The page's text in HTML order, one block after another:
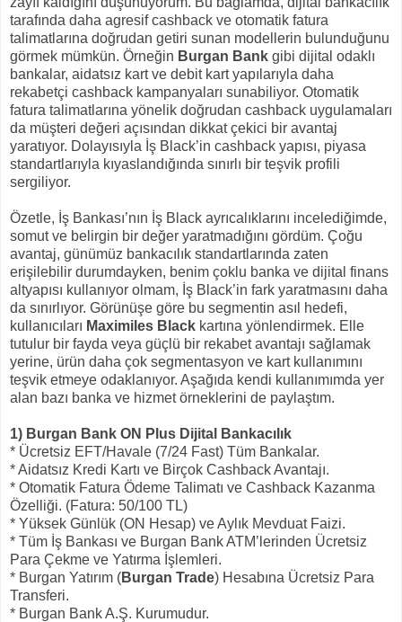
tarafında daha agresif cashback ve otomatik fatura
talimatlarına doğrudan getiri sunan modellerin bulunduğunu
görmek mümkün. Örneğin Burgan Bank gibi dijital odaklı
bankalar, aidatsız kart ve debit kart yapılarıyla daha
rekabetçi cashback kampanyaları sunabiliyor. Otomatik
fatura talimatlarına yönelik doğrudan cashback uygulamaları
da müşteri değeri açısından dikkat çekici bir avantaj
yaratıyor. Dolayısıyla İş Black’in cashback yapısı, piyasa
standartlarıyla kıyaslandığında sınırlı bir teşvik profili
sergiliyor.
Özetle, İş Bankası’nın İş Black ayrıcalıklarını incelediğimde,
somut ve belirgin bir değer yaratmadığını gördüm. Çoğu
avantaj, günümüz bankacılık standartlarında zaten
erişilebilir durumdayken, benim çoklu banka ve dijital finans
altyapısı kullanıyor olmam, İş Black’in fark yaratmasını daha
da sınırlıyor. Görünüşe göre bu segmentin asıl hedefi,
kullanıcıları Maximiles Black kartına yönlendirmek. Elle
tutulur bir fayda veya güçlü bir rekabet avantajı sağlamak
yerine, ürün daha çok segmentasyon ve kart kullanımını
teşvik etmeye odaklanıyor. Aşağıda kendi kullanımımda yer
alan bazı banka ve hizmet örneklerini de paylaştım.
1) Burgan Bank ON Plus Dijital Bankacılık
* Ücretsiz EFT/Havale (7/24 Fast) Tüm Bankalar.
* Aidatsız Kredi Kartı ve Birçok Cashback Avantajı.
* Otomatik Fatura Ödeme Talimatı ve Cashback Kazanma
Özelliği. (Fatura: 50/100 TL)
* Yüksek Günlük (ON Hesap) ve Aylık Mevduat Faizi.
* Tüm İş Bankası ve Burgan Bank ATM’lerinden Ücretsiz
Para Çekme ve Yatırma İşlemleri.
* Burgan Yatırım (Burgan Trade) Hesabına Ücretsiz Para
Transferi.
* Burgan Bank A.Ş. Kurumudur.